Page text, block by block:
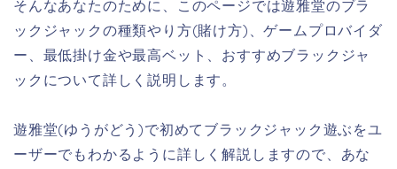
そんなあなたのために、このページでは遊雅堂のブラ
ックジャックの種類やり方(賭け方)、ゲームプロバイダ
ー、最低掛け金や最高ベット、おすすめブラックジャ
ックについて詳しく説明します。
遊雅堂(ゆうがどう)で初めてブラックジャック遊ぶをユ
ーザーでもわかるように詳しく解説しますので、あな